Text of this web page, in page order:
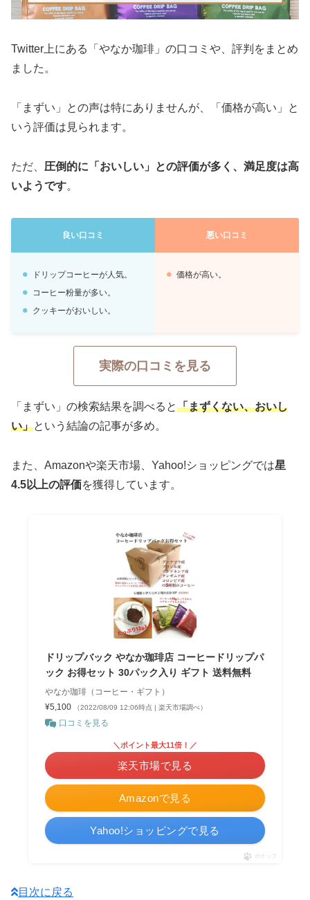
Twitter上にある「やなか珈琲」の口コミや、評判をまとめ
ました。
「まずい」との声は特にありませんが、「価格が高い」と
いう評価は見られます。
ただ、 圧倒的に「おいしい」との評価が多く、満足度は高
いようです。
良い口コミ 悪い口コミ
ドリップコーヒーが人気。
コーヒー粉量が多い。
クッキーがおいしい。
価格が高い。
実際の口コミを見る
やなか珈琲のドリップコーヒーはリピ買
飲みたくなってきた
やなか珈琲さん、豆の種類も結構多くて
ね。
豆、なに注文したー？
わたしはモンテ・ショコラードとヴェル
メーリョ・アンティグアが好き😊
いよー！
October 12, 2022
「まずい」の検索結果を調べると「まずくない、おいし
い」という結論の記事が多め。
また、Amazonや楽天市場、Yahoo!ショッピングでは星
4.5以上の評価を獲得しています。
ドリップバック やなか珈琲店 コーヒードリップパ
ック お得セット 30パック入り ギフト 送料無料
やなか珈琲（コーヒー・ギフト）
¥5,100
（2022/08/09 12:06時点 | 楽天市場調べ）
口コミを見る
Amazonで見る
＼ポイント最大11倍！／
楽天市場で見る
Yahoo!ショッピングで見る
ポチップ
目次に戻る